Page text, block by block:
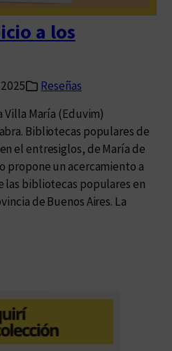
a los
Reseñas
María (Eduvim)
Bibliotecas populares de
el entresiglos, de María de
propone un acercamiento a
las bibliotecas populares en
de Buenos Aires. La